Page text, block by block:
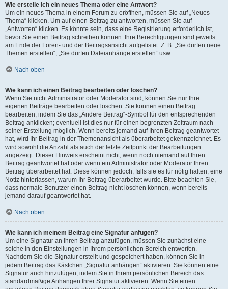
Wie erstelle ich ein neues Thema oder eine Antwort?
Um ein neues Thema in einem Forum zu eröffnen, müssen Sie auf „Neues
Thema“ klicken. Um auf einen Beitrag zu antworten, müssen Sie auf
„Antworten“ klicken. Es könnte sein, dass eine Registrierung erforderlich ist,
bevor Sie einen Beitrag schreiben können. Ihre Berechtigungen sind jeweils
am Ende der Foren- und der Beitragsansicht aufgelistet. Z. B. „Sie dürfen neue
Themen erstellen“, „Sie dürfen Dateianhänge erstellen“ usw.
Nach oben
Wie kann ich einen Beitrag bearbeiten oder löschen?
Wenn Sie nicht Administrator oder Moderator sind, können Sie nur Ihre
eigenen Beiträge bearbeiten oder löschen. Sie können einen Beitrag
bearbeiten, indem Sie das „Ändere Beitrag“-Symbol für den entsprechenden
Beitrag anklicken; eventuell ist dies nur für einen begrenzten Zeitraum nach
seiner Erstellung möglich. Wenn bereits jemand auf Ihren Beitrag geantwortet
hat, wird Ihr Beitrag in der Themenansicht als überarbeitet gekennzeichnet. Es
wird sowohl die Anzahl als auch der letzte Zeitpunkt der Bearbeitungen
angezeigt. Dieser Hinweis erscheint nicht, wenn noch niemand auf Ihren
Beitrag geantwortet hat oder wenn ein Administrator oder Moderator Ihren
Beitrag überarbeitet hat. Diese können jedoch, falls sie es für nötig halten, eine
Notiz hinterlassen, warum Ihr Beitrag überarbeitet wurde. Bitte beachten Sie,
dass normale Benutzer einen Beitrag nicht löschen können, wenn bereits
jemand darauf geantwortet hat.
Nach oben
Wie kann ich meinem Beitrag eine Signatur anfügen?
Um eine Signatur an Ihren Beitrag anzufügen, müssen Sie zunächst eine
solche in den Einstellungen in Ihrem persönlichen Bereich entwerfen.
Nachdem Sie die Signatur erstellt und gespeichert haben, können Sie in
jedem Beitrag das Kästchen „Signatur anhängen“ aktivieren. Sie können eine
Signatur auch hinzufügen, indem Sie in Ihrem persönlichen Bereich das
standardmäßige Anhängen Ihrer Signatur aktivieren. Wenn Sie einen